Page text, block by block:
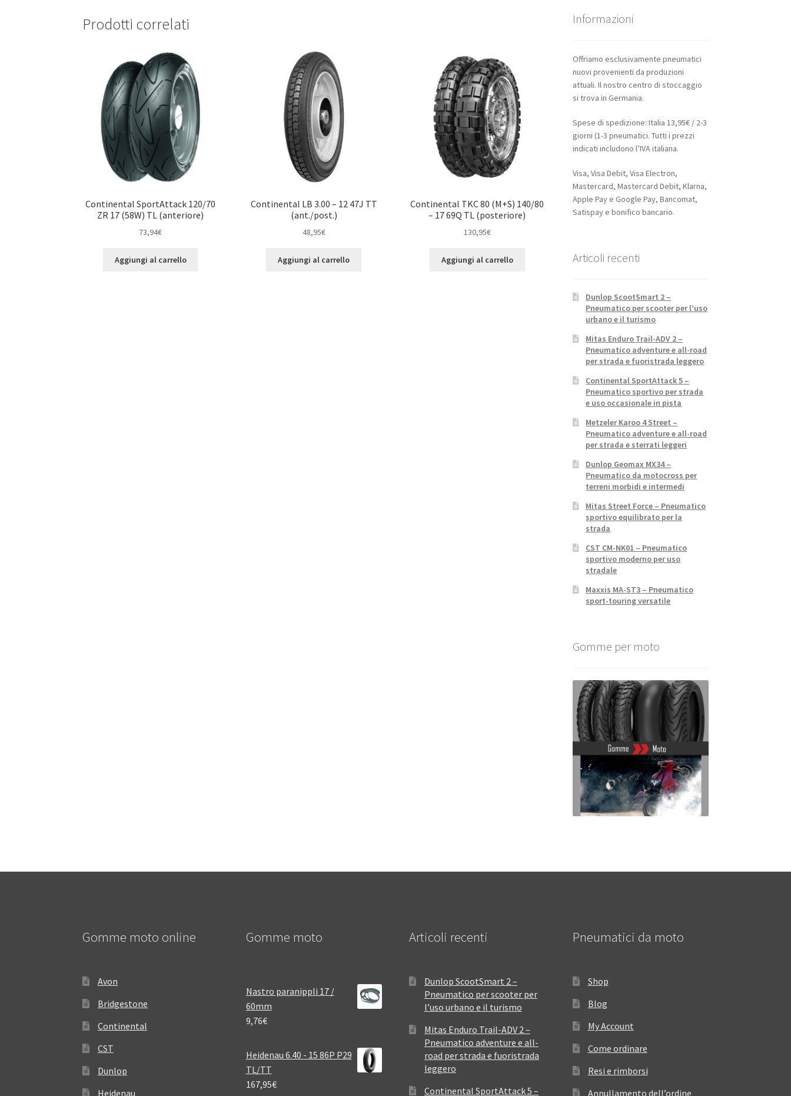
Prodotti correlati
Continental SportAttack 120/70
ZR 17 (58W) TL (anteriore)
73,94€
Aggiungi al carrello
Continental LB 3.00 – 12 47J TT
(ant./post.)
48,95€
Aggiungi al carrello
Continental TKC 80 (M+S) 140/80
– 17 69Q TL (posteriore)
130,95€
Aggiungi al carrello
Informazioni
Offriamo esclusivamente pneumatici
nuovi provenienti da produzioni
attuali. Il nostro centro di stoccaggio
si trova in Germania.
Spese di spedizione: Italia 13,95€ / 2-3
giorni (1-3 pneumatici. Tutti i prezzi
indicati includono l’IVA italiana.
Visa, Visa Debit, Visa Electron,
Mastercard, Mastercard Debit, Klarna,
Apple Pay e Google Pay, Bancomat,
Satispay e bonifico bancario.
Articoli recenti
Dunlop ScootSmart 2 –
Pneumatico per scooter per l’uso
urbano e il turismo
Mitas Enduro Trail-ADV 2 –
Pneumatico adventure e all-road
per strada e fuoristrada leggero
Continental SportAttack 5 –
Pneumatico sportivo per strada
e uso occasionale in pista
Metzeler Karoo 4 Street –
Pneumatico adventure e all-road
per strada e sterrati leggeri
Dunlop Geomax MX34 –
Pneumatico da motocross per
terreni morbidi e intermedi
Mitas Street Force – Pneumatico
sportivo equilibrato per la
strada
CST CM-NK01 – Pneumatico
sportivo moderno per uso
stradale
Maxxis MA-ST3 – Pneumatico
sport-touring versatile
Gomme per moto
Gomme moto online
Avon
Bridgestone
Continental
CST
Dunlop
Heidenau
Gomme moto
Nastro paranippli 17 /
60mm
9,76€
Heidenau 6.40 - 15 86P P29
TL/TT
167,95€
Articoli recenti
Dunlop ScootSmart 2 –
Pneumatico per scooter per
l’uso urbano e il turismo
Mitas Enduro Trail-ADV 2 –
Pneumatico adventure e all-
road per strada e fuoristrada
leggero
Continental SportAttack 5 –
Pneumatici da moto
Shop
Blog
My Account
Come ordinare
Resi e rimborsi
Annullamento dell’ordine